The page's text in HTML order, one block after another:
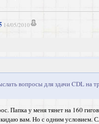
14/05/2010
вопросы для здачи CDL на
Папка у меня тянет на 160
вам. Но с одним условием.